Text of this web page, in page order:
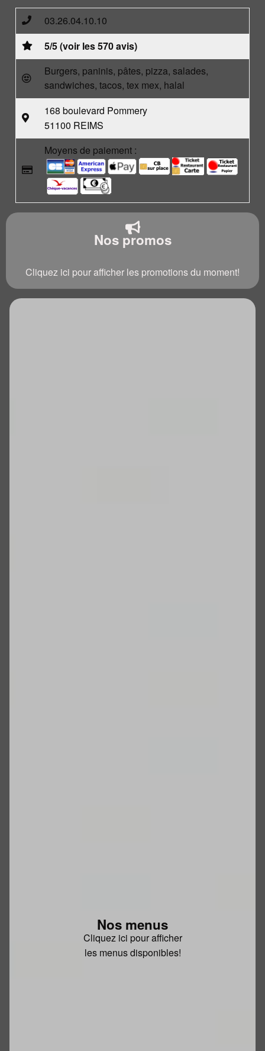
03.26.04.10.10
5/5 (voir les 570 avis)
Burgers, paninis, pâtes, pizza, salades,
sandwiches, tacos, tex mex, halal
168 boulevard Pommery
51100 REIMS
Moyens de paiement :
Nos promos
Cliquez ici pour afficher les promotions du moment!
Nos menus
Cliquez ici pour afficher
les menus disponibles!